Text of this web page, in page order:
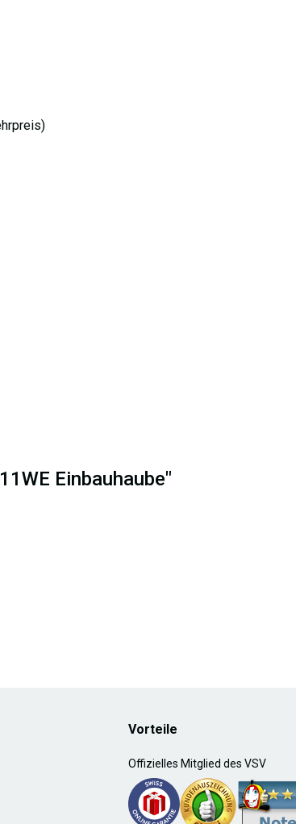
Einbauhaube"
Vorteile
Offizielles Mitglied des VSV